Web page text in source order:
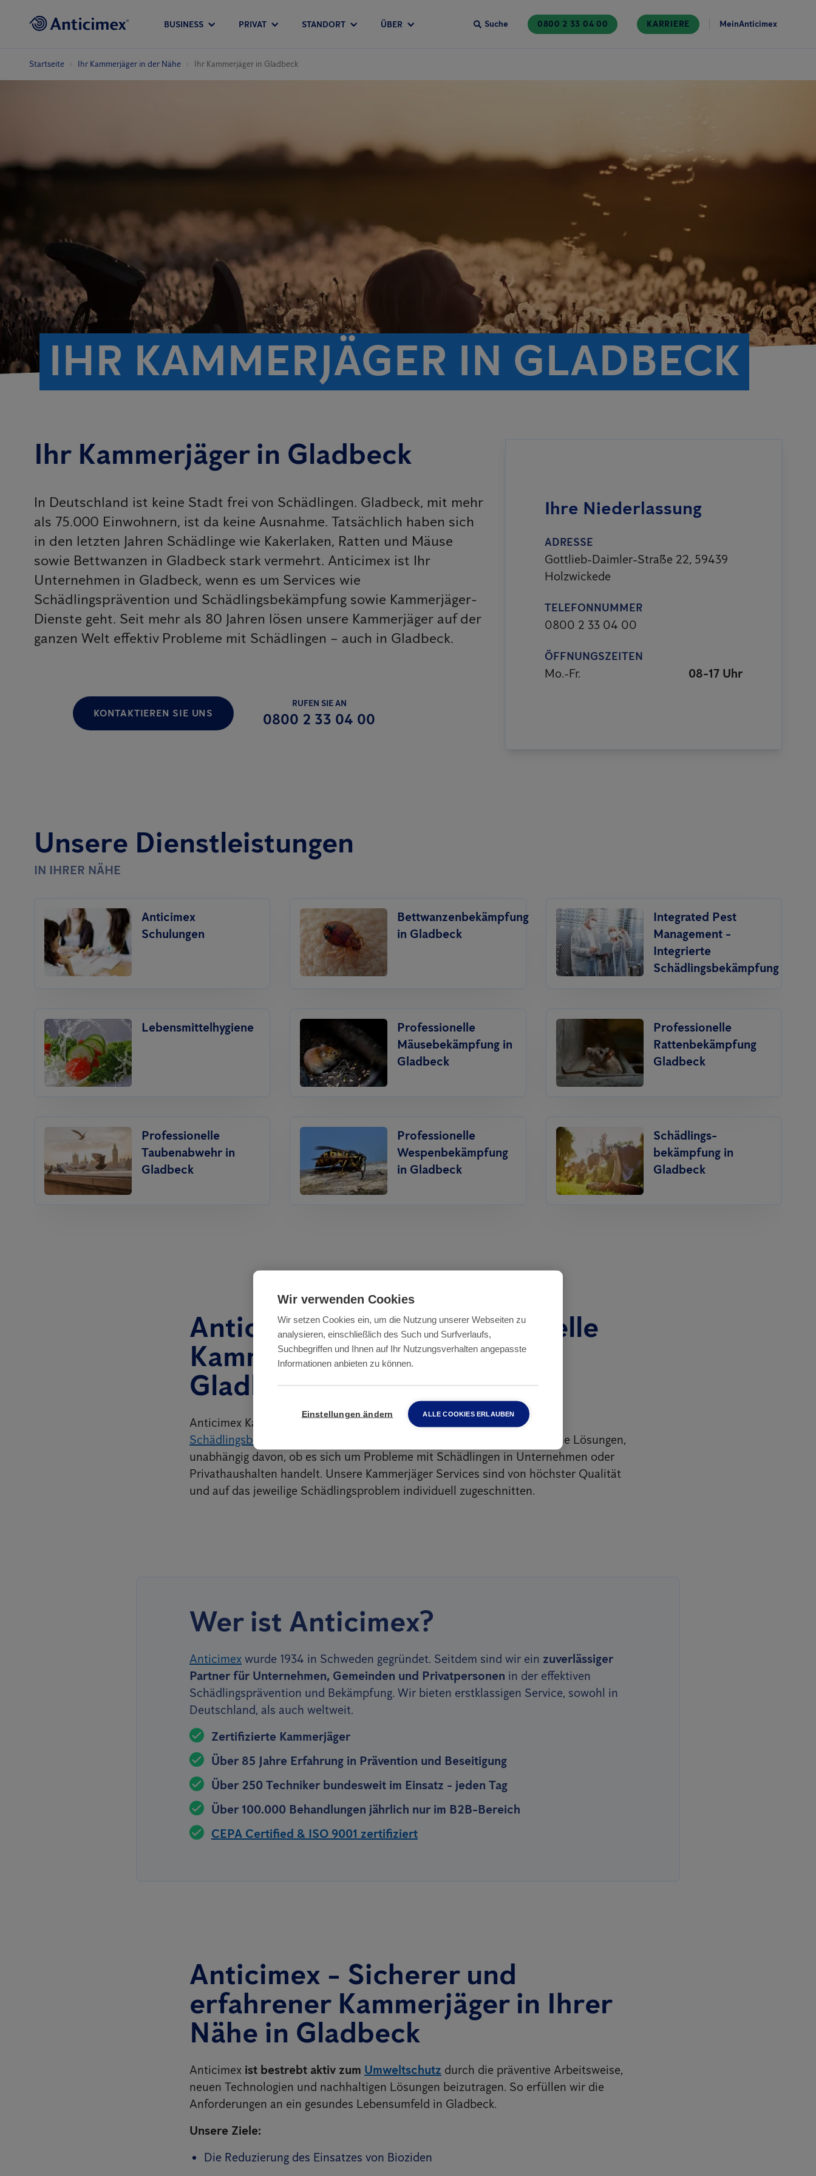
BUSINESS PRIVAT STANDORT ÜBER Suche 0800 2 33 04 00 KARRIERE MeinAnticimex
Startseite Ihr Kammerjäger in der Nähe Ihr Kammerjäger in Gladbeck
IHR KAMMERJÄGER IN GLADBECK
Ihr Kammerjäger in Gladbeck
In Deutschland ist keine Stadt frei von Schädlingen. Gladbeck, mit mehr
als 75.000 Einwohnern, ist da keine Ausnahme. Tatsächlich haben sich
in den letzten Jahren Schädlinge wie Kakerlaken, Ratten und Mäuse
sowie Bettwanzen in Gladbeck stark vermehrt. Anticimex ist Ihr
Unternehmen in Gladbeck, wenn es um Services wie
Schädlingsprävention und Schädlingsbekämpfung sowie Kammerjäger-
Dienste geht. Seit mehr als 80 Jahren lösen unsere Kammerjäger auf der
ganzen Welt effektiv Probleme mit Schädlingen – auch in Gladbeck.
KONTAKTIEREN SIE UNS
RUFEN SIE AN
0800 2 33 04 00
Ihre Niederlassung
ADRESSE
Gottlieb-Daimler-Straße 22, 59439
Holzwickede
TELEFONNUMMER
0800 2 33 04 00
ÖFFNUNGSZEITEN
Mo.-Fr. 08-17 Uhr
Unsere Dienstleistungen
IN IHRER NÄHE
Anticimex
Schulungen
Bettwanzenbekämpfung
in Gladbeck
Integrated Pest
Management -
Integrierte
Schädlingsbekämpfung
Lebensmittelhygiene
Professionelle
Mäusebekämpfung in
Gladbeck
Professionelle
Ratten­bekämpfung
Gladbeck
Professionelle
Taubenabwehr in
Gladbeck
Professionelle
Wespenbekämpfung
in Gladbeck
Schädlings­
bekämpfung in
Gladbeck
Anticimex bietet professionelle
Kammerjäger Services in
Gladbeck
Anticimex Kammerjäger haben sich auf die effiziente und nachhaltige
Schädlingsbekämpfung in Gladbeck
spezialisiert. Wir bieten verschiedene Lösungen,
unabhängig davon, ob es sich um Probleme mit Schädlingen in Unternehmen oder
Privathaushalten handelt. Unsere Kammerjäger Services sind von höchster Qualität
und auf das jeweilige Schädlingsproblem individuell zugeschnitten.
Wer ist Anticimex?
Anticimex wurde 1934 in Schweden gegründet. Seitdem sind wir ein zuverlässiger
Partner für Unternehmen, Gemeinden und Privatpersonen in der effektiven
Schädlingsprävention und Bekämpfung. Wir bieten erstklassigen Service, sowohl in
Deutschland, als auch weltweit.
Zertifizierte Kammerjäger
Über 85 Jahre Erfahrung in Prävention und Beseitigung
Über 250 Techniker bundesweit im Einsatz - jeden Tag
Über 100.000 Behandlungen jährlich nur im B2B-Bereich
CEPA Certified & ISO 9001 zertifiziert
Anticimex - Sicherer und
erfahrener Kammerjäger in Ihrer
Nähe in Gladbeck
Anticimex ist bestrebt aktiv zum Umweltschutz durch die präventive Arbeitsweise,
neuen Technologien und nachhaltigen Lösungen beizutragen. So erfüllen wir die
Anforderungen an ein gesundes Lebensumfeld in Gladbeck.
Unsere Ziele:
Die Reduzierung des Einsatzes von Bioziden
Wir verwenden Cookies
Wir setzen Cookies ein, um die Nutzung unserer Webseiten zu
analysieren, einschließlich des Such und Surfverlaufs,
Suchbegriffen und Ihnen auf Ihr Nutzungsverhalten angepasste
Informationen anbieten zu können.
Einstellungen ändern ALLE COOKIES ERLAUBEN